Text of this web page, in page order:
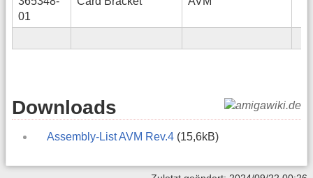
01
Downloads
Assembly-List AVM Rev.4 (15,6kB)